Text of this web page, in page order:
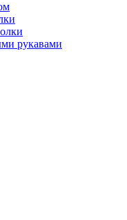
рукавами